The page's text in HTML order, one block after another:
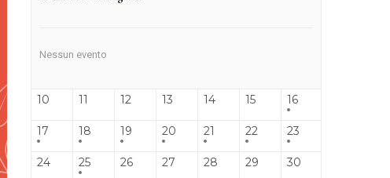
Nessun evento
10 11 12 13 14 15 16
17 18 19 20 21 22 23
24 25 26 27 28 29 30